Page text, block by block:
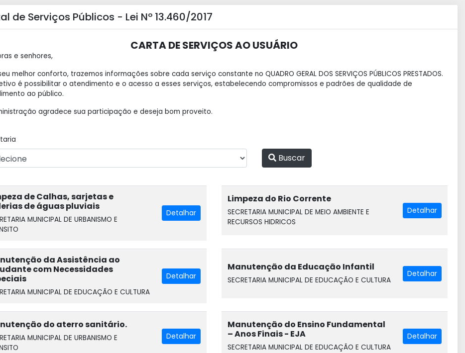
de Serviços Públicos - Lei Nº 13.460/2017
CARTA DE SERVIÇOS AO USUÁRIO
e senhores,
melhor conforto, trazemos informações sobre cada serviço constante no QUADRO GERAL DOS SERVIÇOS PÚBLICOS PRESTADOS.
é possibilitar o atendimento e o acesso a esses serviços, estabelecendo compromissos e padrões de qualidade de
ao público.
agradece sua participação e deseja bom proveito.
Buscar
de Calhas, sarjetas e
de águas pluviais
MUNICIPAL DE URBANISMO E
Detalhar
Limpeza do Rio Corrente
SECRETARIA MUNICIPAL DE MEIO AMBIENTE E
RECURSOS HIDRICOS
Detalhar
da Assistência ao
com Necessidades
MUNICIPAL DE EDUCAÇÃO E CULTURA
Detalhar
Manutenção da Educação Infantil
SECRETARIA MUNICIPAL DE EDUCAÇÃO E CULTURA
Detalhar
do aterro sanitário.
MUNICIPAL DE URBANISMO E
Detalhar
Manutenção do Ensino Fundamental
– Anos Finais - EJA
SECRETARIA MUNICIPAL DE EDUCAÇÃO E CULTURA
Detalhar